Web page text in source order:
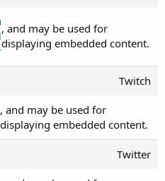
, and may be used for
displaying embedded content.
Twitch
, and may be used for
displaying embedded content.
Twitter